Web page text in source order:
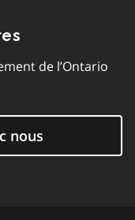
de l’Ontario
nous